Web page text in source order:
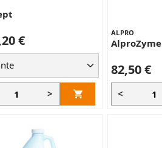
€
>
ALPRO
AlproZyme
82,50 €
<